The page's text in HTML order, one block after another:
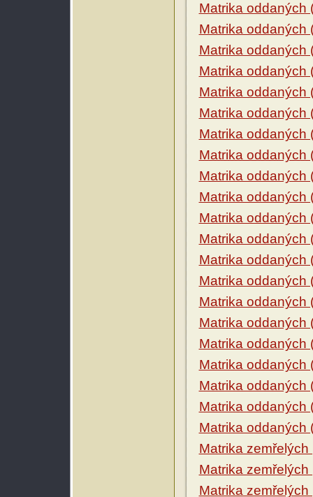
Matrika oddaných
Matrika oddaných
Matrika oddaných
Matrika oddaných
Matrika oddaných
Matrika oddaných
Matrika oddaných
Matrika oddaných
Matrika oddaných
Matrika oddaných
Matrika oddaných
Matrika oddaných
Matrika oddaných
Matrika oddaných
Matrika oddaných
Matrika oddaných
Matrika oddaných
Matrika oddaných
Matrika oddaných
Matrika oddaných
Matrika oddaných
Matrika
Matrika
Matrika